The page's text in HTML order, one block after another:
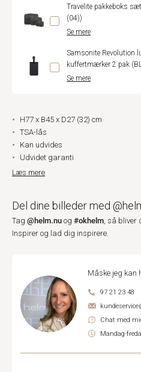
Travelite pakkeboks
(04))
Se mere
Samsonite Revolution
kuffertmærker 2 pak
Se mere
H77 x B45 x D27 (32) cm
TSA-lås
Kan udvides
Udvidet garanti
Læs mere
Del dine billeder med
Tag @helm.nu og #okhelm, så bliver
Inspirer og lad dig inspirere.
Måske jeg kan
97 21 23 48
Chat med
Mandag-